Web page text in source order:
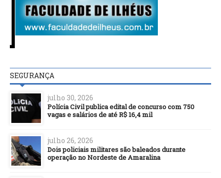
SEGURANÇA
julho 30, 2026
Polícia Civil publica edital de concurso com 750
vagas e salários de até R$ 16,4 mil
julho 26, 2026
Dois policiais militares são baleados durante
operação no Nordeste de Amaralina